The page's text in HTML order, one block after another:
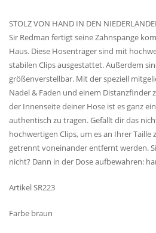
STOLZ VON HAND IN DEN
Sir Redman fertigt seine Zahnspange
Haus. Diese Hosenträger sind mit
stabilen Clips ausgestattet. Außerdem
größenverstellbar. Mit der speziell
Nadel & Faden und einem Distanzfinder
der Innenseite deiner Hose ist es ganz
authentisch zu tragen. Gefällt dir das
hochwertigen Clips, um es an Ihrer Taille
getrennt voneinander entfernt werden.
nicht? Dann in der Dose aufbewahren:
Artikel SR223
Farbe braun